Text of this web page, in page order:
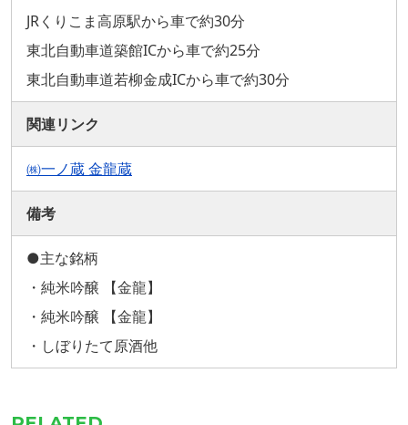
JRくりこま高原駅から車で約30分
東北自動車道築館ICから車で約25分
東北自動車道若柳金成ICから車で約30分
関連リンク
㈱一ノ蔵 金龍蔵
備考
●主な銘柄
・純米吟醸 【金龍】
・純米吟醸 【金龍】
・しぼりたて原酒他